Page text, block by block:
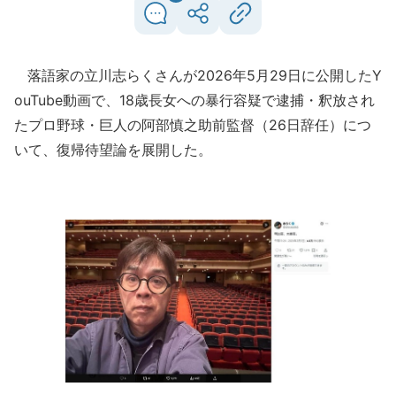
落語家の立川志らくさんが2026年5月29日に公開したY
ouTube動画で、18歳長女への暴行容疑で逮捕・釈放され
たプロ野球・巨人の阿部慎之助前監督（26日辞任）につ
いて、復帰待望論を展開した。